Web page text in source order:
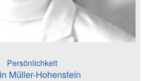
Persönlichkeit
Müller-Hohenstein